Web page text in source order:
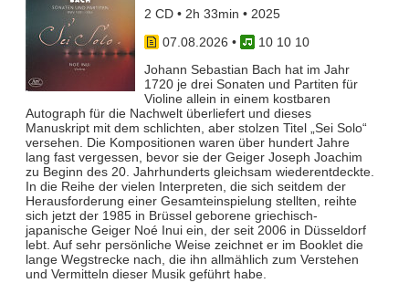
2 CD • 2h 33min • 2025
07.08.2026 •
10 10 10
Johann Sebastian Bach hat im Jahr
1720 je drei Sonaten und Partiten für
Violine allein in einem kostbaren
Autograph für die Nachwelt überliefert und dieses
Manuskript mit dem schlichten, aber stolzen Titel „Sei Solo“
versehen. Die Kompositionen waren über hundert Jahre
lang fast vergessen, bevor sie der Geiger Joseph Joachim
zu Beginn des 20. Jahrhunderts gleichsam wiederentdeckte.
In die Reihe der vielen Interpreten, die sich seitdem der
Herausforderung einer Gesamteinspielung stellten, reihte
sich jetzt der 1985 in Brüssel geborene griechisch-
japanische Geiger Noé Inui ein, der seit 2006 in Düsseldorf
lebt. Auf sehr persönliche Weise zeichnet er im Booklet die
lange Wegstrecke nach, die ihn allmählich zum Verstehen
und Vermitteln dieser Musik geführt habe.